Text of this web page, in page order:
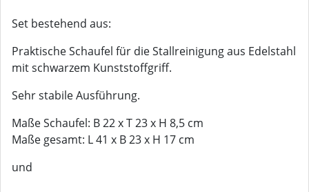
Set bestehend aus:
Praktische Schaufel für die Stallreinigung aus Edelstahl
mit schwarzem Kunststoffgriff.
Sehr stabile Ausführung.
Maße Schaufel: B 22 x T 23 x H 8,5 cm
Maße gesamt: L 41 x B 23 x H 17 cm
und